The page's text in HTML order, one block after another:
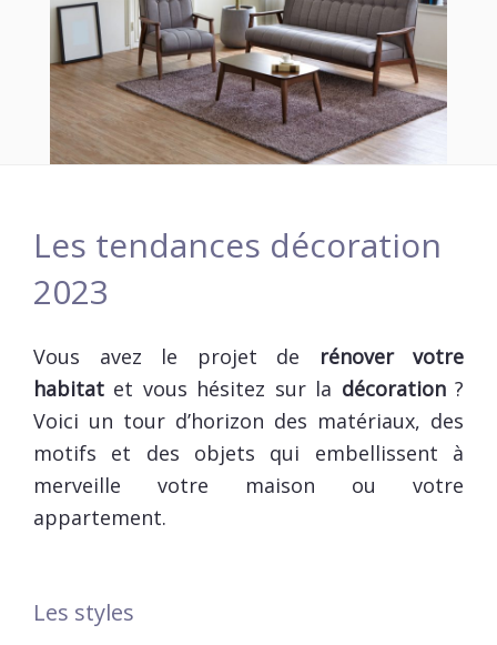
Les tendances décoration
2023
Vous avez le projet de
rénover votre
habitat et vous hésitez sur la décoration?
Voici un tour d’horizon des matériaux, des
motifs et des objets qui embellissent à
merveille votre maison ou votre
appartement.
Les styles